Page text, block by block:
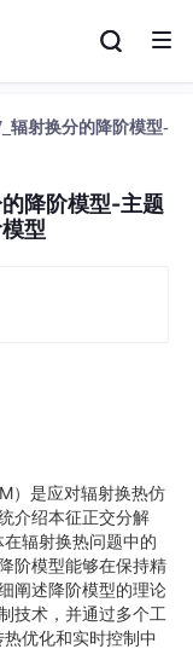
辐射换分的降阶模型-
降阶模型-主题
型
）是应对辐射换热仿
介绍本征正交分解
在辐射换热问题中的
阶模型能够在保持精
阐述降阶模型的理论
技术，并通过多个工
优化和实时控制中